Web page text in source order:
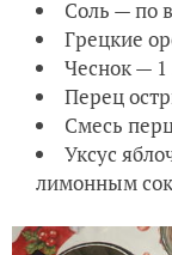
Соль — по
Грецкие
Чеснок — 1
Перец
Смесь
Уксус
лимонным